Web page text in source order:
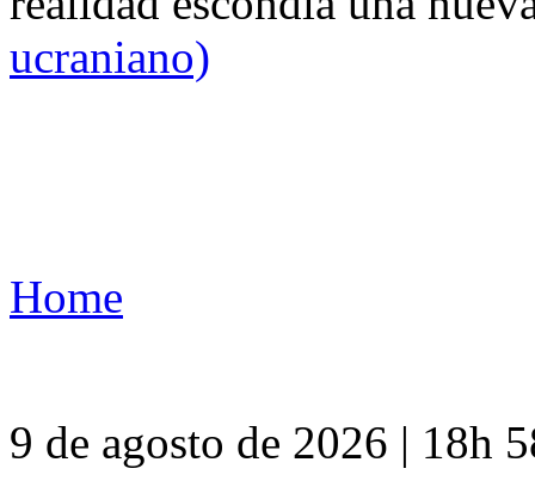
ucraniano)
Home
9 de agosto de 2026 | 18h